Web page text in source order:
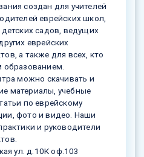
создан для учителей
еврейских школ,
детских садов, ведущих
еврейских
а также для всех, кто
образованием.
можно скачивать и
материалы, учебные
по еврейскому
фото и видео. Наши
и руководители
ул. д.10К оф.103